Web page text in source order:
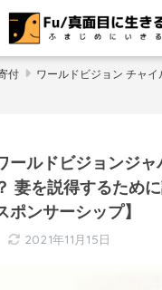
付 ワールドビジョン チャ
ールドビジョンジ
妻を説得するため
ポンサーシップ】
2021年11月15日